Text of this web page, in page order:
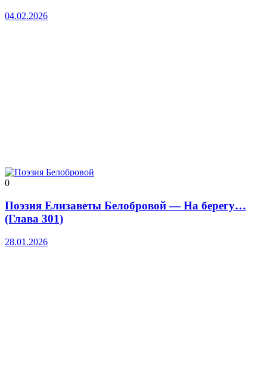
04.02.2026
0
Поэзия Елизаветы Белобровой — На берегу…
(Глава 301)
28.01.2026